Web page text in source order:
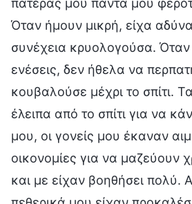
Όταν ήμουν μικρή, είχα
συνέχεια κρυολογούσα.
ενέσεις, δεν ήθελα να
κουβαλούσε μέχρι το σπίτι.
έλειπα από το σπίτι για να
μου, οι γονείς μου έκαναν
οικονομίες για να μαζεύουν
και με είχαν βοηθήσει πολύ.